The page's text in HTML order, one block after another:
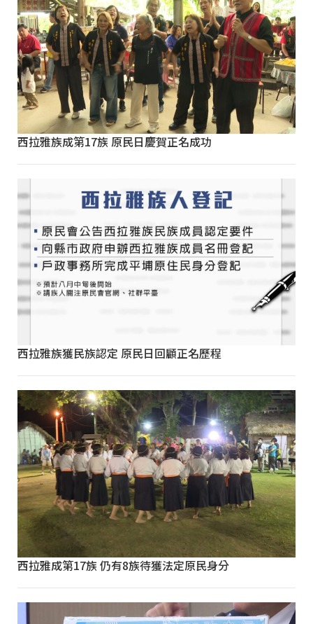
西拉雅族成第17族 原民日慶賀正名成功
西拉雅族獲民族認定 原民日回顧正名歷程
西拉雅成第17族 仍有8族待獲法定原民身分